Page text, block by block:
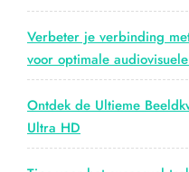
Verbeter je verbinding
voor optimale
Ontdek de Ultieme
Ultra HD